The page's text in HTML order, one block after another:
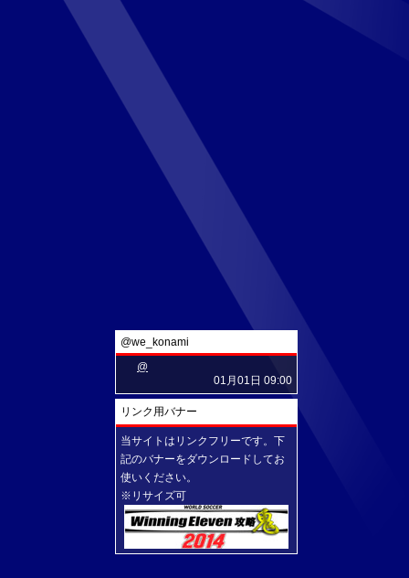
@we_konami
@
01月01日 09:00
リンク用バナー
当サイトはリンクフリーです。下
記のバナーをダウンロードしてお
使いください。
※リサイズ可